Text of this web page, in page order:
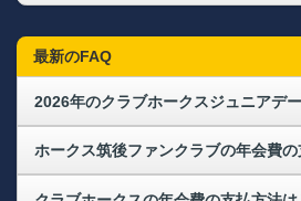
最新のFAQ